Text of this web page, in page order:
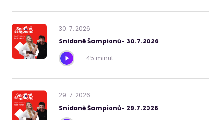
30. 7. 2026
Snídaně Šampionů- 30.7.2026
45 minut
29. 7. 2026
Snídaně Šampionů- 29.7.2026